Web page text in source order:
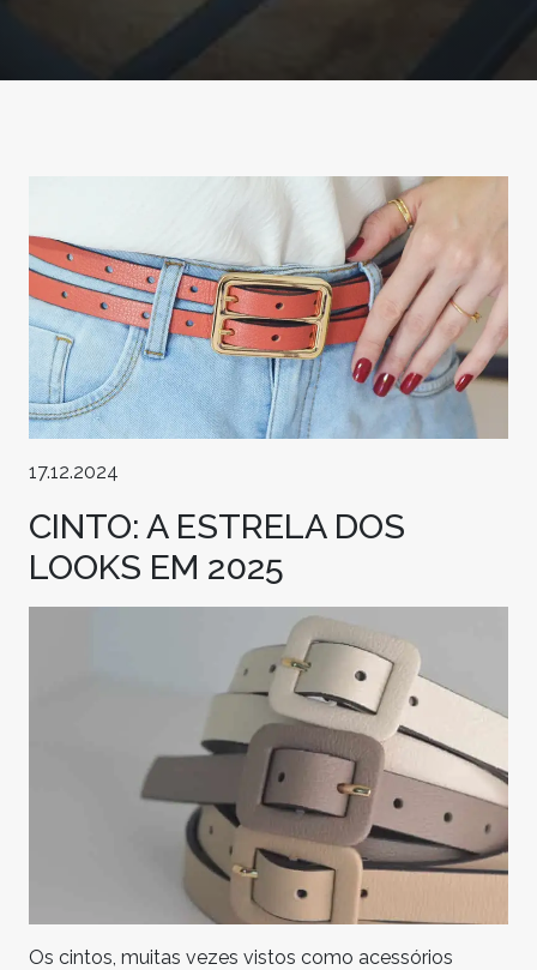
17.12.2024
CINTO: A ESTRELA DOS
LOOKS EM 2025
Os cintos, muitas vezes vistos como acessórios